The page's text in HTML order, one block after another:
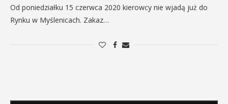
Od poniedziałku 15 czerwca 2020 kierowcy nie wjadą już do
Rynku w Myślenicach. Zakaz…